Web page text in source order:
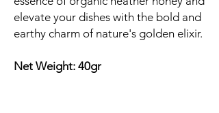
elevate your dishes with the bold and
earthy charm of nature's golden elixir.
Net Weight: 40gr